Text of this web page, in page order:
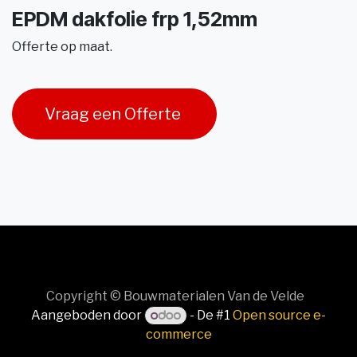
EPDM dakfolie frp 1,52mm
Offerte op maat.
Vraag een Offerte
Copyright © Bouwmaterialen Van de Velde
Aangeboden door
- De #1Open source e-
commerce